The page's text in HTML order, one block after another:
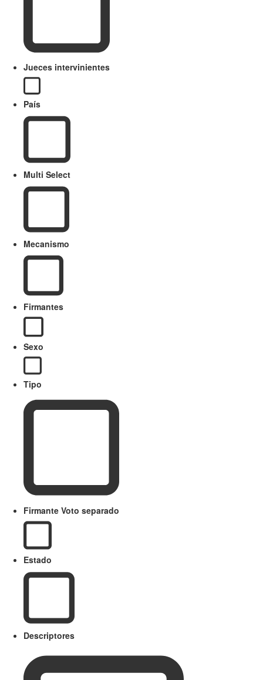
Jueces intervinientes
País
Multi Select
Mecanismo
Firmantes
Sexo
Tipo
Firmante Voto separado
Estado
Descriptores